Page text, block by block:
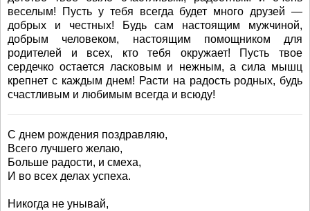
веселым! Пусть у тебя всегда будет много друзей —
добрых и честных! Будь сам настоящим мужчиной,
добрым человеком, настоящим помощником для
родителей и всех, кто тебя окружает! Пусть твое
сердечко остается ласковым и нежным, а сила мышц
крепнет с каждым днем! Расти на радость родных, будь
счастливым и любимым всегда и всюду!
С днем рождения поздравляю,
Всего лучшего желаю,
Больше радости, и смеха,
И во всех делах успеха.
Никогда не унывай,